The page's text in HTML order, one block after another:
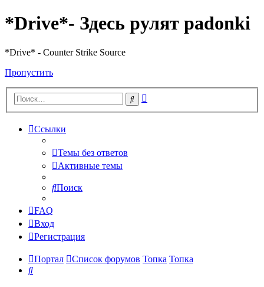
*Drive*- Здесь рулят padonki
*Drive* - Counter Strike Source
Пропустить
Поиск
Ссылки
Темы без ответов
Активные темы
Поиск
FAQ
Вход
Регистрация
Портал Список форумов Топка Топка
Поиск